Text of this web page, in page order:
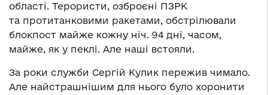
області. Терористи, озброєні ПЗРК
та протитанковими ракетами, обстрілювали
блокпост майже кожну ніч. 94 дні, часом,
майже, як у пеклі. Але наші встояли.
За роки служби Сергій Кулик пережив чимало.
Але найстрашнішим для нього було хоронити